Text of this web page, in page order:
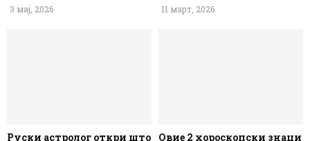
3 мај, 2026 11 март, 2026
Руски астролог откри што
Овие 2 хороскопски знаци